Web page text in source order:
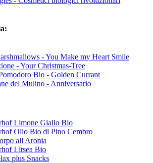
- You Make my Heart Smile
- Your Christmas-Tree
Bio - Golden Currant
del Mulino - Anniversario
Limone Giallo Bio
Olio Bio di Pino Cembro
all'Aronia
Litsea Bio
plus Snacks